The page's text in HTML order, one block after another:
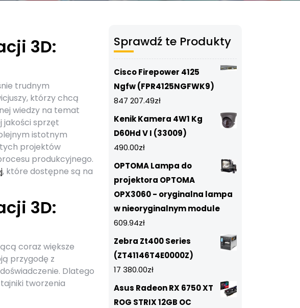
3D:
trudnym
którzy chcą
wiedzy na temat
jakości sprzęt
istotnym
projektów
produkcyjnego.
, które dostępne są na
3D:
coraz większe
przygodę z
Dlatego
tworzenia
Sprawdź te Produkty
Cisco Firepower 4125
Ngfw (FPR4125NGFWK9)
847 207.49zł
Kenik Kamera 4W1 Kg
D60Hd V I (33009)
490.00zł
OPTOMA Lampa do
projektora OPTOMA
OPX3060 - oryginalna lampa
w nieoryginalnym module
609.94zł
Zebra Zt400 Series
(ZT41146T4E0000Z)
17 380.00zł
Asus Radeon RX 6750 XT
ROG STRIX 12GB OC